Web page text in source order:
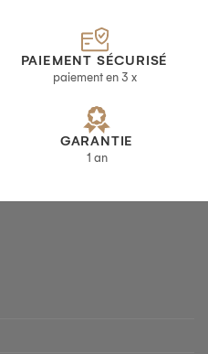
PAIEMENT SÉCURISÉ
paiement en 3 x
GARANTIE
1 an